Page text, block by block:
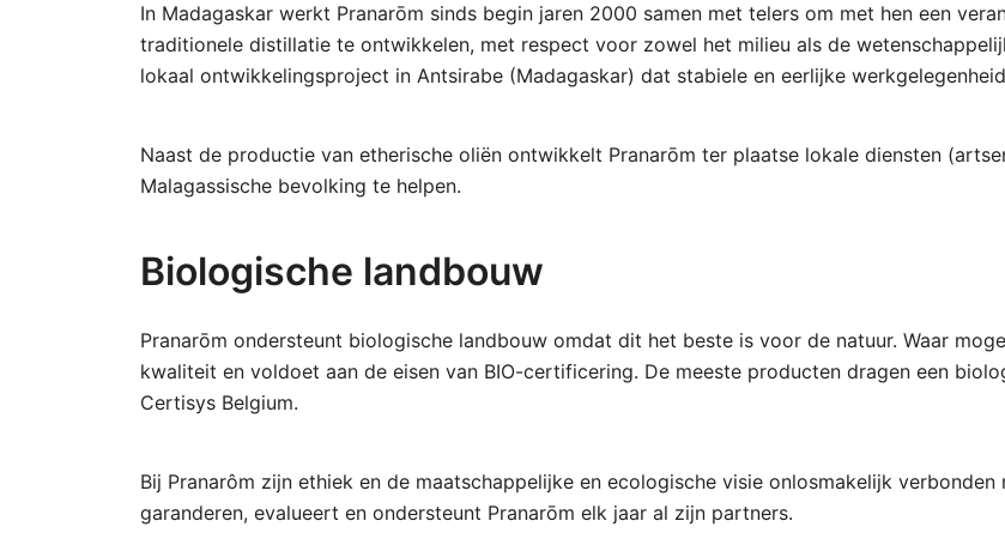
In Madagaskar werkt Pranarōm sinds begin jaren 2000 samen met telers om met hen een
traditionele distillatie te ontwikkelen, met respect voor zowel het milieu als de
lokaal ontwikkelingsproject in Antsirabe (Madagaskar) dat stabiele en eerlijke
Naast de productie van etherische oliën ontwikkelt Pranarōm ter plaatse lokale diensten
Malagassische bevolking te helpen.
Biologische landbouw
Pranarōm ondersteunt biologische landbouw omdat dit het beste is voor de natuur. Waar
kwaliteit en voldoet aan de eisen van BIO-certificering. De meeste producten dragen een
Certisys Belgium.
Bij Pranarôm zijn ethiek en de maatschappelijke en ecologische visie onlosmakelijk
garanderen, evalueert en ondersteunt Pranarōm elk jaar al zijn partners.